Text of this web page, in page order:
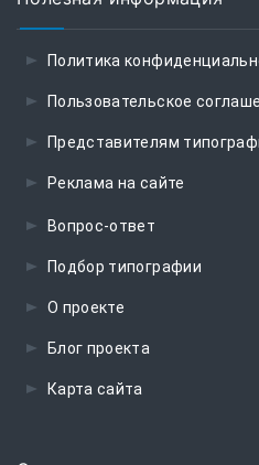
Политика
Пользовательское
Представителям
Реклама на сайте
Вопрос-ответ
Подбор типографии
О проекте
Блог проекта
Карта сайта